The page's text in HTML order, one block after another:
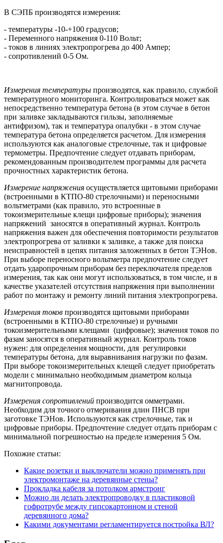
В СЭПБ производятся измерения:
- температуры -10-+100 градусов;
- Переменного напряжения 0-110 Вольт;
- токов в линиях электропрогрева до 400 Ампер;
- сопротивлений 0-5 Ом.
Измерения температуры производятся, как правило, службой
температурного мониторинга. Контролироваться может как
непосредственно температура бетона (в этом случае в бетон
при заливке закладываются гильзы, заполняемые
антифризом), так и температура опалубки - в этом случае
температура бетона определяется расчетом. Для измерения
используются как аналоговые стрелочные, так и цифровые
термометры. Предпочтение следует отдавать приборам,
рекомендованным производителем программы для расчета
прочностных характеристик бетона.
Измерение напряжения осуществляется щитовыми приборами
(встроенными в КТПО-80 стрелочными) и переносными
вольтметрами (как правило, это встроенные в
токоизмерительные клещи цифровые приборы); значения
напряжений заносятся в оперативный журнал. Контроль
напряжения важен для обеспечения повторимости результатов
электропрогрева от заливки к заливке, а также для поиска
неисправностей в цепях питания заложенных в бетон ТЭНов.
При выборе переносного вольтметра предпочтение следует
отдать ударопрочным приборам без переключателя пределов
измерения, так как они могут использоваться, в том числе, и в
качестве указателей отсутствия напряжения при выполнении
работ по монтажу и ремонту линий питания электропрогрева.
Измерения токов производятся щитовыми приборами
(встроенными в КТПО-80 стрелочные) и ручными
токоизмерительными клещами (цифровые); значения токов по
фазам заносятся в оперативный журнал. Контроль токов
нужен: для определения мощности, для регулировки
температуры бетона, для выравнивания нагрузки по фазам.
При выборе токоизмерительных клещей следует приобретать
модели с минимально необходимым диаметром кольца
магнитопровода.
Измерения сопротивлений производится омметрами.
Необходим для точного отмеривания длин ПНСВ при
заготовке ТЭНов. Используются как стрелочные, так и
цифровые приборы. Предпочтение следует отдать приборам с
минимальной погрешностью на пределе измерения 5 Ом.
Похожие статьи:
Какие розетки и выключатели можно применять при
электромонтаже на деревянные стены?
Прокладка кабеля за потолком армстронг
Можно ли делать электропроводку в пластиковой
гофротрубе между гипсокартонном и стеной
деревянного дома?
Какими документами регламентируется постройка ВЛ?